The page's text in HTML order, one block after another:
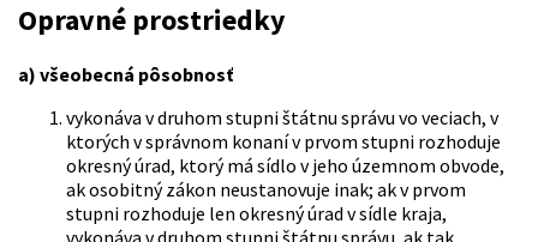
Opravné prostriedky
a) všeobecná pôsobnosť
vykonáva v druhom stupni štátnu správu vo veciach, v
ktorých v správnom konaní v prvom stupni rozhoduje
okresný úrad, ktorý má sídlo v jeho územnom obvode,
ak osobitný zákon neustanovuje inak; ak v prvom
stupni rozhoduje len okresný úrad v sídle kraja,